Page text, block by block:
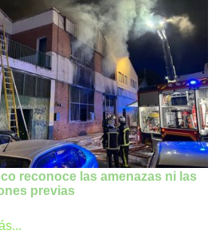
reconoce las amenazas ni las
previas